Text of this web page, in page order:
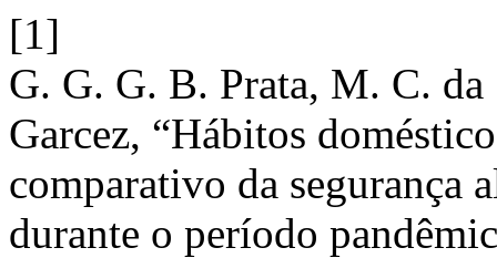
[1]
G. G. G. B. Prata, M. C.
Garcez, “Hábitos
comparativo da segurança
durante o período